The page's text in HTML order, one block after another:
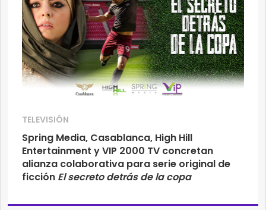
TELEVISIÓN
Spring Media, Casablanca, High Hill
Entertainment y VIP 2000 TV concretan
alianza colaborativa para serie original de
ficción El secreto detrás de la copa